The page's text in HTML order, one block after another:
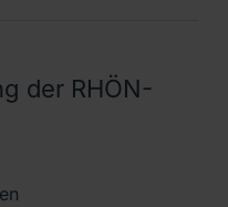
der RHÖN-